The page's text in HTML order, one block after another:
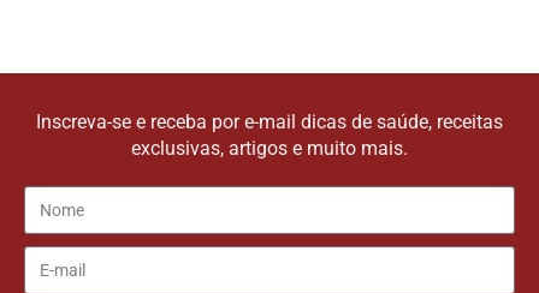
Inscreva-se e receba por e-mail dicas de saúde, receitas
exclusivas, artigos e muito mais.